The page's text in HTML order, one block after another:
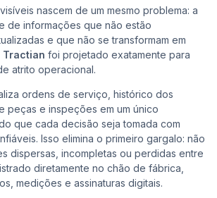
nascem de um mesmo problema: a
de informações que não estão
e que não se transformam em
Tractian foi projetado exatamente para
atrito operacional.
ordens de serviço, histórico dos
peças e inspeções em um único
que cada decisão seja tomada com
Isso elimina o primeiro gargalo: não
dispersas, incompletas ou perdidas entre
diretamente no chão de fábrica,
medições e assinaturas digitais.